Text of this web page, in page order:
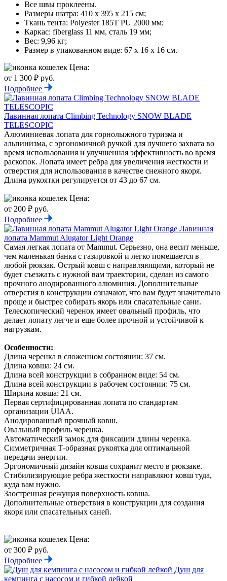
Все швы проклеены.
Размеры шатра: 410 х 395 х 215 см;
Ткань тента: Polyester 185Т PU 2000 мм;
Каркас: fiberglass 11 мм, сталь 19 мм;
Вес: 9,96 кг;
Размер в упакованном виде: 67 х 16 х 16 см.
Цена:
от 1 300 ₽ руб.
Подробнее
Лавинная лопата Climbing Technology SNOW BLADE
TELESCOPIC
Алюминиевая лопата для горнолыжного туризма и
альпинизма, с эргономичной ручкой для лучшего захвата во
время использования и улучшенная эффективность во время
раскопок. Лопата имеет ребра для увеличения жесткости и
отверстия для использования в качестве снежного якоря.
Длина рукоятки регулируется от 43 до 67 см.
Цена:
от 200 ₽ руб.
Подробнее
Лавинная
лопата Mammut Alugator Light Orange
Самая легкая лопата от Mammut. Серьезно, она весит меньше,
чем маленькая банка с газировкой и легко помещается в
любой рюкзак. Острый ковш с направляющими, который не
будет съезжать с нужной вам траектории, сделан из самого
прочного анодированного алюминия. Дополнительные
отверстия в конструкции означают, что вам будет значительно
проще и быстрее собирать якорь или спасательные сани.
Телескопический черенок имеет овальный профиль, что
делает лопату легче и еще более прочной и устойчивой к
нагрузкам.
Особенности:
Длина черенка в сложенном состоянии: 37 см.
Длина ковша: 24 см.
Длина всей конструкции в собранном виде: 54 см.
Длина всей конструкции в рабочем состоянии: 75 см.
Ширина ковша: 21 см.
Первая сертифицированная лопата по стандартам
организации UIAA.
Анодированный прочный ковш.
Овальный профиль черенка.
Автоматический замок для фиксации длины черенка.
Симметричная Т-образная рукоятка для оптимальной
передачи энергии.
Эргономичный дизайн ковша сохранит место в рюкзаке.
Стибилизирующие ребра жесткости направляют ковш туда,
куда вам нужно.
Заостренная режущая поверхность ковша.
Дополнительные отверствия в конструкции для создания
якоря или спасательных саней.
Цена:
от 300 ₽ руб.
Подробнее
Душ для
кемпинга с насосом и гибкой лейкой